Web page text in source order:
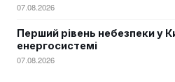
07.08.2026
Перший рівень небезпеки у
енергосистемі
07.08.2026